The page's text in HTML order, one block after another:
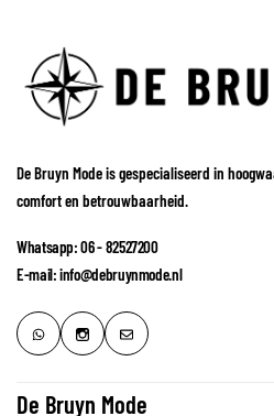
De Bruyn Mode is gespecialiseerd in
comfort en betrouwbaarheid.
Whatsapp: 06 - 82527200
E-mail: info@debruynmode.nl
De Bruyn Mode